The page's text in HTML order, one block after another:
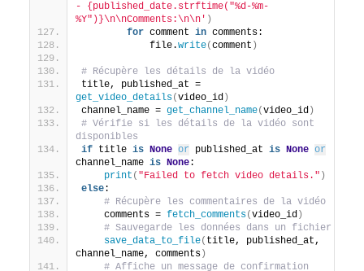
- {published_date.strftime("%d-%m-
%Y")}\n\nComments:\n\n' )
for comment in comments:
            file.
write(comment )
# Récupère les détails de la vidéo
title, published_at =
get_video_details(video_id )
channel_name = get_channel_name(video_id )
# Vérifie si les détails de la vidéo sont
disponibles
if title is None or published_at is None or
channel_name is None:
print ( "Failed to fetch video details." )
else:
# Récupère les commentaires de la vidéo
    comments =
fetch_comments(video_id )
# Sauvegarde les données dans un fichier
save_data_to_file( title, published_at,
channel_name, comments)
# Affiche un message de confirmation